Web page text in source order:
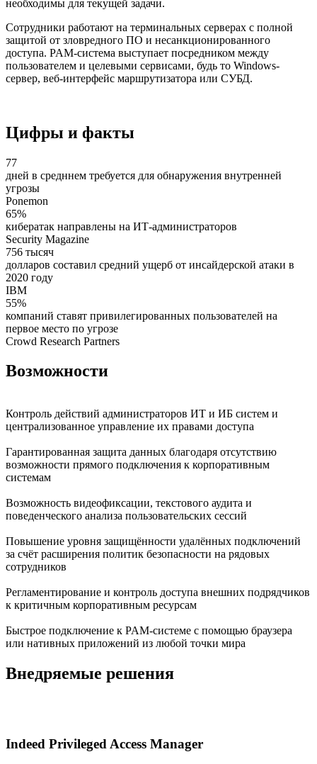
необходимы для текущей задачи.
Сотрудники работают на терминальных серверах с полной
защитой от зловредного ПО и несанкционированного
доступа. PAM-система выступает посредником между
пользователем и целевыми сервисами, будь то Windows-
сервер, веб-интерфейс маршрутизатора или СУБД.
Цифры и факты
77
дней в средннем требуется для обнаружения внутренней
угрозы
Ponemon
65%
кибератак направлены на ИТ-администраторов
Security Magazine
756 тысяч
долларов составил средний ущерб от инсайдерской атаки в
2020 году
IBM
55%
компаний ставят привилегированных пользователей на
первое место по угрозе
Crowd Research Partners
Возможности
Контроль действий администраторов ИТ и ИБ систем и
централизованное управление их правами доступа
Гарантированная защита данных благодаря отсутствию
возможности прямого подключения к корпоративным
системам
Возможность видеофиксации, текстового аудита и
поведенческого анализа пользовательских сессий
Повышение уровня защищённости удалённых подключений
за счёт расширения политик безопасности на рядовых
сотрудников
Регламентирование и контроль доступа внешних подрядчиков
к критичным корпоративным ресурсам
Быстрое подключение к PAM-системе с помощью браузера
или нативных приложений из любой точки мира
Внедряемые решения
Indeed Privileged Access Manager